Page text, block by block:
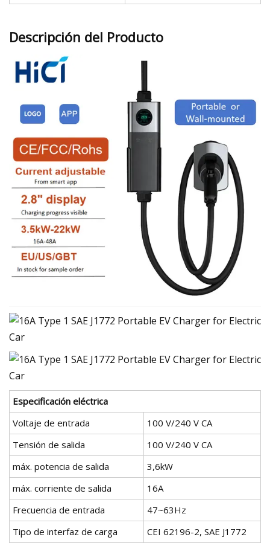
Descripción del Producto
Especificación eléctrica
Voltaje de entrada
100 V/240 V CA
Tensión de salida
100 V/240 V CA
máx. potencia de salida
3,6kW
máx. corriente de salida
16A
Frecuencia de entrada
47~63Hz
Tipo de interfaz de carga
CEI 62196-2, SAE J1772